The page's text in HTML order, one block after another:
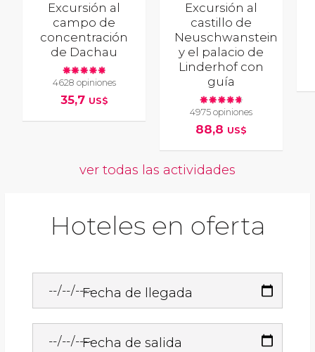
Excursión al
campo de
concentración
de Dachau
4628 opiniones
35,7 US$
Excursión al
castillo de
Neuschwanstein
y el palacio de
Linderhof con
guía
4975 opiniones
88,8 US$
ver todas las actividades
Hoteles en oferta
Fecha de llegada
Fecha de salida